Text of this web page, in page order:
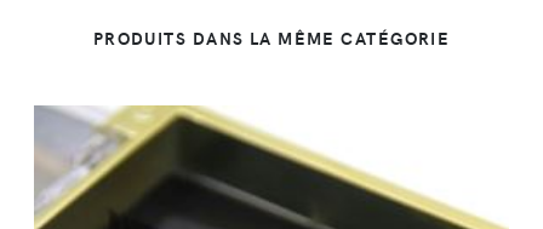
PRODUITS DANS LA MÊME CATÉGORIE